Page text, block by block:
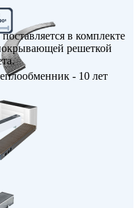
в комплекте
решеткой
- 10 лет